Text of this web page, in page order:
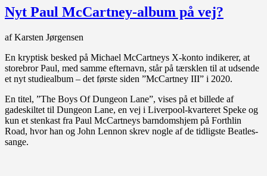
Nyt Paul McCartney-album på vej?
af Karsten Jørgensen
En kryptisk besked på Michael McCartneys X-konto indikerer, at
storebror Paul, med samme efternavn, står på tærsklen til at udsende
et nyt studiealbum – det første siden ”McCartney III” i 2020.
En titel, ”The Boys Of Dungeon Lane”, vises på et billede af
gadeskiltet til Dungeon Lane, en vej i Liverpool-kvarteret Speke og
kun et stenkast fra Paul McCartneys barndomshjem på Forthlin
Road, hvor han og John Lennon skrev nogle af de tidligste Beatles-
sange.